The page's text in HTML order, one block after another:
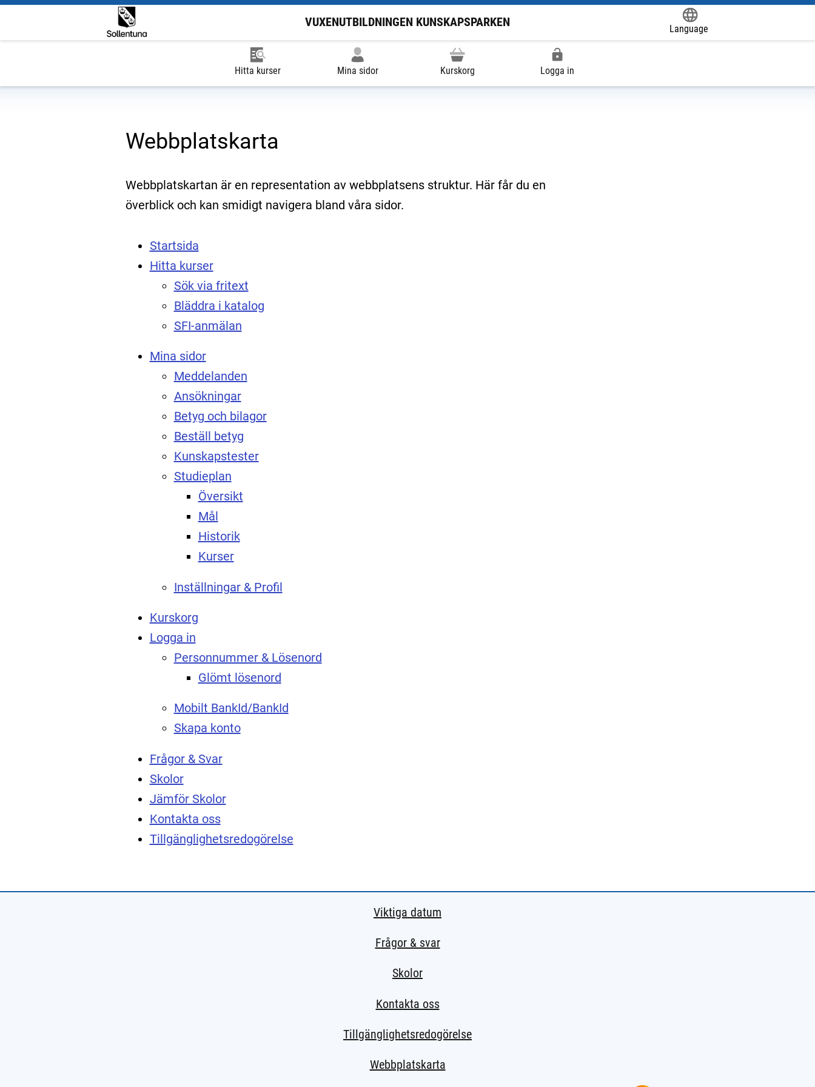
VUXENUTBILDNINGEN KUNSKAPSPARKEN
Language
Hitta kurser Mina sidor Kurskorg Logga in
Webbplatskarta
Webbplatskartan är en representation av webbplatsens struktur. Här får du en
överblick och kan smidigt navigera bland våra sidor.
Startsida
Hitta kurser
Sök via fritext
Bläddra i katalog
SFI-anmälan
Mina sidor
Meddelanden
Ansökningar
Betyg och bilagor
Beställ betyg
Kunskapstester
Studieplan
Översikt
Mål
Historik
Kurser
Inställningar & Profil
Kurskorg
Logga in
Personnummer & Lösenord
Glömt lösenord
Mobilt BankId/BankId
Skapa konto
Frågor & Svar
Skolor
Jämför Skolor
Kontakta oss
Tillgänglighetsredogörelse
Viktiga datum
Frågor & svar
Skolor
Kontakta oss
Tillgänglighetsredogörelse
Webbplatskarta